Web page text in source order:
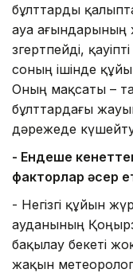
бұлттарды
ауа ағындарының
өзгертпейді,
соның ішінде
Оның мақсаты –
бұлттардағы
дәрежеде
- Ендеше
факторлар әсер
- Негізгі құйын
ауданының
бақылау бекеті
жақын